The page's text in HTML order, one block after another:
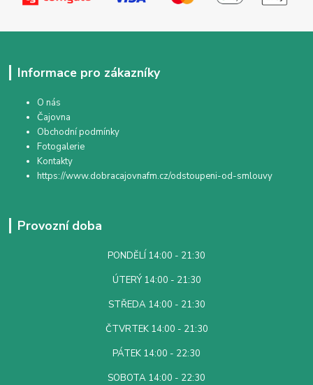
Informace pro zákazníky
O nás
Čajovna
Obchodní podmínky
Fotogalerie
Kontakty
https://www.dobracajovnafm.cz/odstoupeni-od-smlouvy
Provozní doba
PONDĚLÍ 14:00 - 21:30
ÚTERÝ 14:00 - 21:30
STŘEDA 14:00 - 21:30
ČTVRTEK 14:00 - 21:30
PÁTEK 14:00 - 22:30
SOBOTA 14:00 - 22:30